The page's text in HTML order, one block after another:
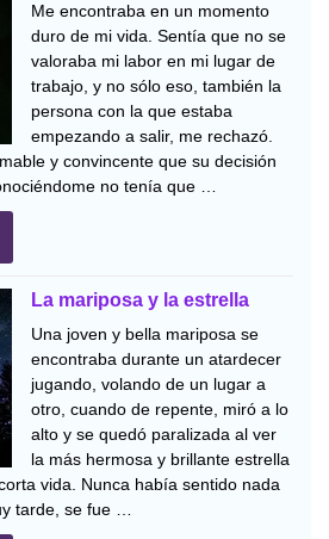
Me encontraba en un momento
duro de mi vida. Sentía que no se
valoraba mi labor en mi lugar de
trabajo, y no sólo eso, también la
persona con la que estaba
empezando a salir, me rechazó.
y convincente que su decisión
no tenía que …
La mariposa y la estrella
Una joven y bella mariposa se
encontraba durante un atardecer
jugando, volando de un lugar a
otro, cuando de repente, miró a lo
alto y se quedó paralizada al ver
la más hermosa y brillante estrella
vida. Nunca había sentido nada
tarde, se fue …